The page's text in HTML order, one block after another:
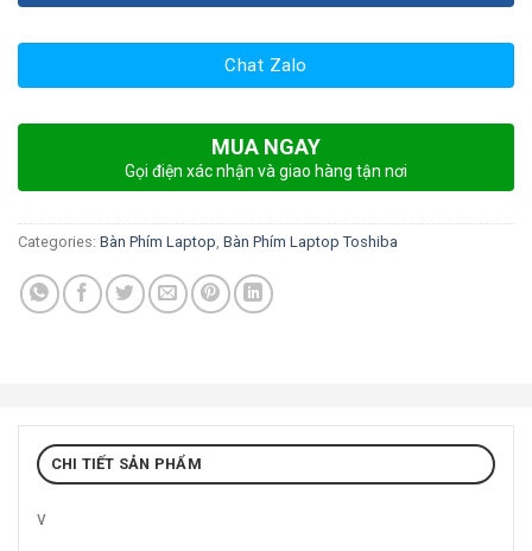
Chat Zalo
MUA NGAY
Gọi điện xác nhận và giao hàng tận nơi
Categories: Bàn Phím Laptop Bàn Phím Laptop Toshiba
CHI TIẾT SẢN PHẨM
v